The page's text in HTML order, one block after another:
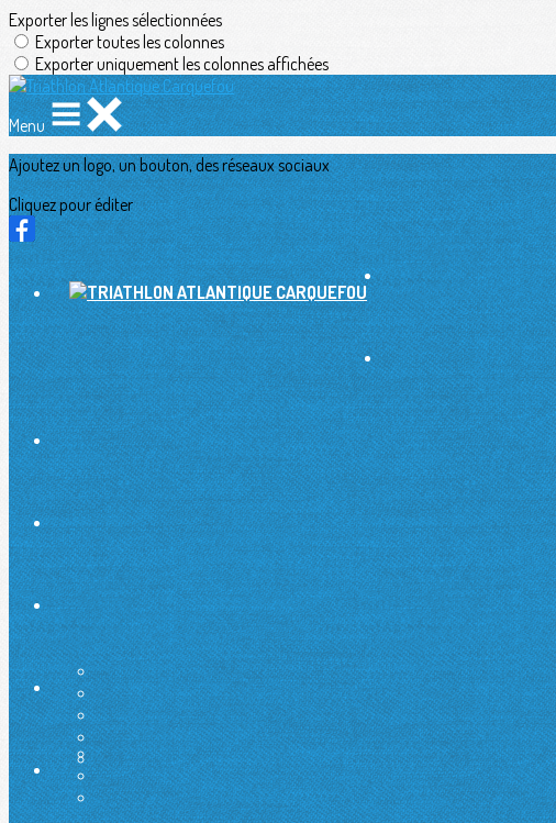
Exporter les lignes sélectionnées
Exporter toutes les colonnes
Exporter uniquement les colonnes affichées
Menu
Ajoutez un logo, un bouton, des réseaux sociaux
Cliquez pour éditer